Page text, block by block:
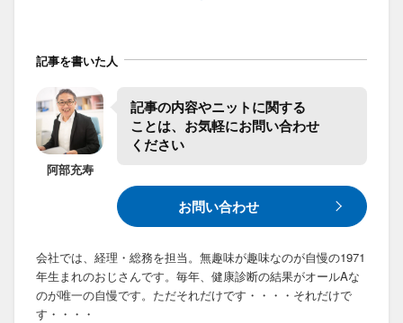
記事を書いた人
阿部充寿
記事の​内容や​ニットに​関する​
ことは、​お気軽に​お問い合わせ​
ください
お問い合わせ
会社では、経理・総務を担当。無趣味が趣味なのが自慢の1971
年生まれのおじさんです。毎年、健康診断の結果がオールAな
のが唯一の自慢です。ただそれだけです・・・・それだけで
す・・・・